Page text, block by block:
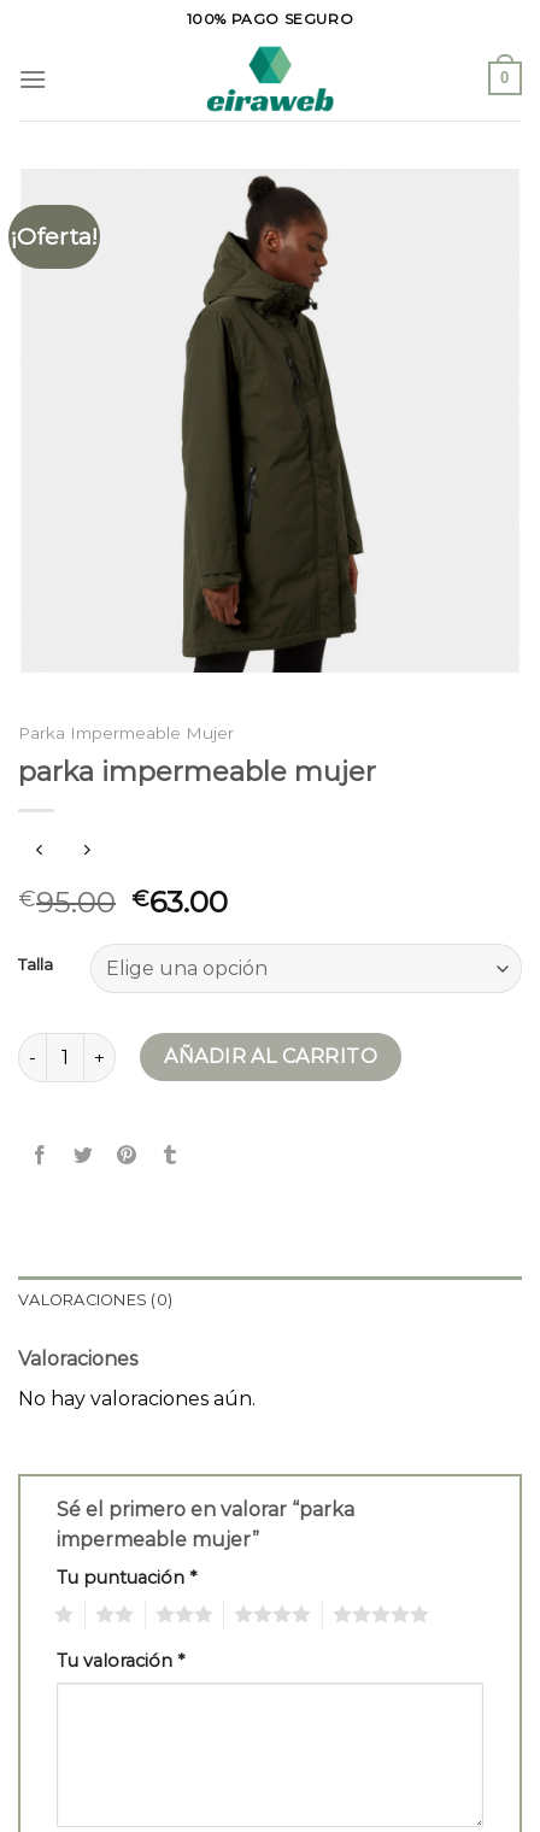
contenido
100% PAGO SEGURO
0
¡Oferta!
Parka Impermeable Mujer
parka impermeable mujer
€95.00 €63.00
Talla
parka impermeable mujer cantidad
AÑADIR AL CARRITO
VALORACIONES (0)
Valoraciones
No hay valoraciones aún.
Sé el primero en valorar “parka
impermeable mujer”
Tu puntuación *
Tu valoración *